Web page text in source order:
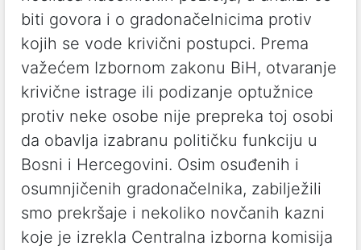
biti govora i o gradonačelnicima protiv
kojih se vode krivični postupci. Prema
važećem Izbornom zakonu BiH, otvaranje
krivične istrage ili podizanje optužnice
protiv neke osobe nije prepreka toj osobi
da obavlja izabranu političku funkciju u
Bosni i Hercegovini. Osim osuđenih i
osumnjičenih gradonačelnika, zabilježili
smo prekršaje i nekoliko novčanih kazni
koje je izrekla Centralna izborna komisija